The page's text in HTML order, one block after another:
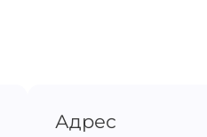
Адрес